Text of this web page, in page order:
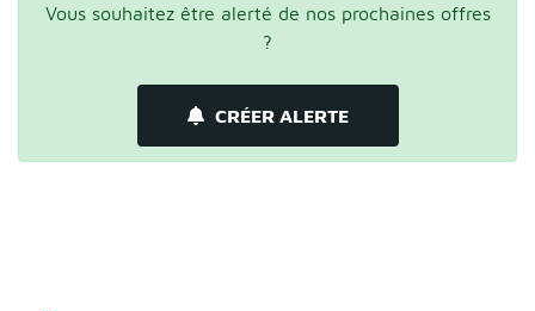
Vous souhaitez être alerté de nos prochaines offres
?
CRÉER ALERTE